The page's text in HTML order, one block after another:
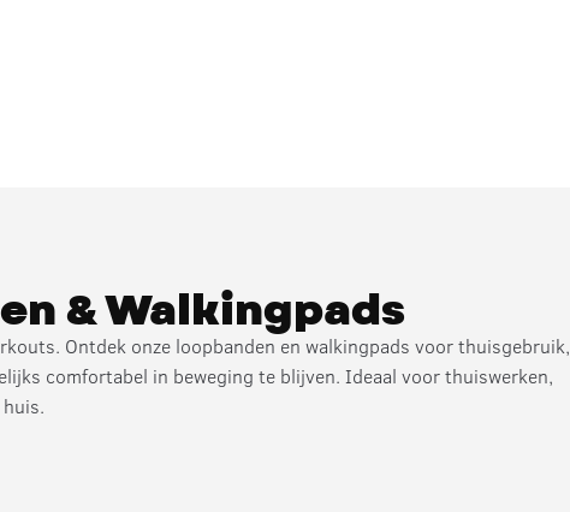
& Walkingpads
Ontdek onze loopbanden en walkingpads voor thuisgebruik,
comfortabel in beweging te blijven. Ideaal voor thuiswerken,